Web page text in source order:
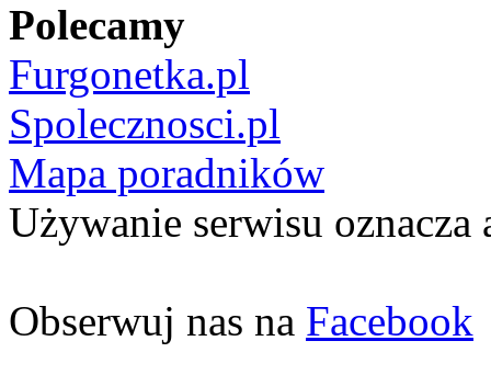
Polecamy
Furgonetka.pl
Spolecznosci.pl
Mapa poradników
Używanie serwisu oznacza
Obserwuj nas na Facebook